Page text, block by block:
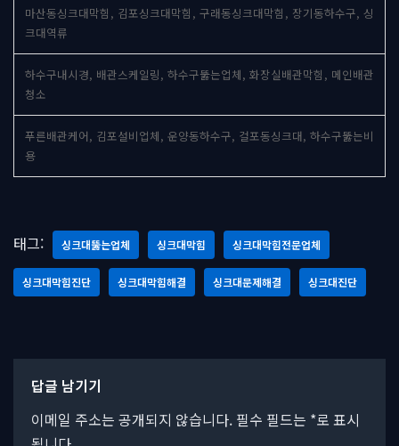
마산동싱크대막힘, 김포싱크대막힘, 구래동싱크대막힘, 장기동하수구, 싱
크대역류
하수구내시경, 배관스케일링, 하수구뚫는업체, 화장실배관막힘, 메인배관
청소
푸른배관케어, 김포설비업체, 운양동하수구, 걸포동싱크대, 하수구뚫는비
용
태그: 싱크대뚫는업체 싱크대막힘 싱크대막힘전문업체
싱크대막힘진단 싱크대막힘해결 싱크대문제해결 싱크대진단
답글 남기기
이메일 주소는 공개되지 않습니다. 필수 필드는 *로 표시